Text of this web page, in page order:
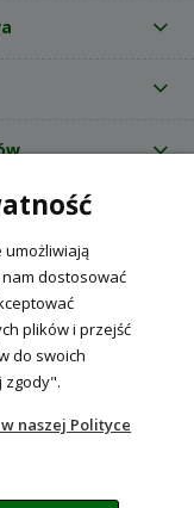
RajOgrodnika.pl
ul. Tęczowa 31, 29-100
umożliwiają
dostosować
plików i przejść
do swoich
zgody".
naszej Polityce